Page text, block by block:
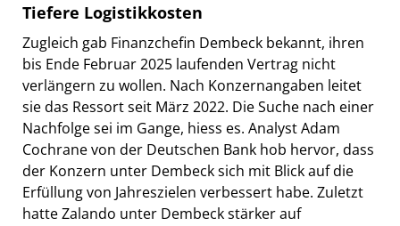
Tiefere Logistikkosten
Zugleich gab Finanzchefin Dembeck bekannt, ihren
bis Ende Februar 2025 laufenden Vertrag nicht
verlängern zu wollen. Nach Konzernangaben leitet
sie das Ressort seit März 2022. Die Suche nach einer
Nachfolge sei im Gange, hiess es. Analyst Adam
Cochrane von der Deutschen Bank hob hervor, dass
der Konzern unter Dembeck sich mit Blick auf die
Erfüllung von Jahreszielen verbessert habe. Zuletzt
hatte Zalando unter Dembeck stärker auf